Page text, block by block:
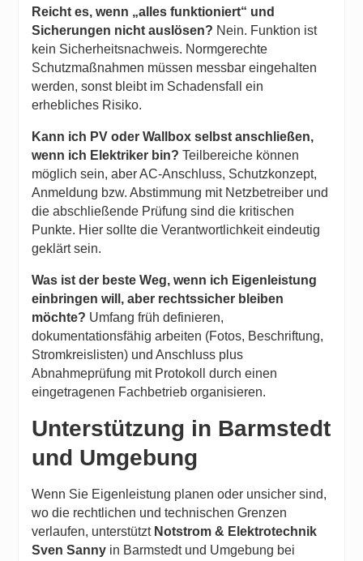
Reicht es, wenn „alles funktioniert“ und
Sicherungen nicht auslösen? Nein. Funktion ist
kein Sicherheitsnachweis. Normgerechte
Schutzmaßnahmen müssen messbar eingehalten
werden, sonst bleibt im Schadensfall ein
erhebliches Risiko.
Kann ich PV oder Wallbox selbst anschließen,
wenn ich Elektriker bin? Teilbereiche können
möglich sein, aber AC-Anschluss, Schutzkonzept,
Anmeldung bzw. Abstimmung mit Netzbetreiber und
die abschließende Prüfung sind die kritischen
Punkte. Hier sollte die Verantwortlichkeit eindeutig
geklärt sein.
Was ist der beste Weg, wenn ich Eigenleistung
einbringen will, aber rechtssicher bleiben
möchte? Umfang früh definieren,
dokumentationsfähig arbeiten (Fotos, Beschriftung,
Stromkreislisten) und Anschluss plus
Abnahmeprüfung mit Protokoll durch einen
eingetragenen Fachbetrieb organisieren.
Unterstützung in Barmstedt
und Umgebung
Wenn Sie Eigenleistung planen oder unsicher sind,
wo die rechtlichen und technischen Grenzen
verlaufen, unterstützt Notstrom & Elektrotechnik
Sven Sanny in Barmstedt und Umgebung bei